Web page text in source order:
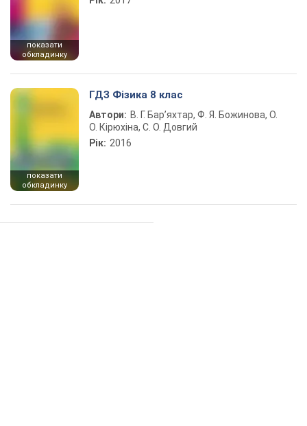
показати
обкладинку
показати
обкладинку
ГДЗ Фізика 8 клас
Автори: В. Г. Бар’яхтар, Ф. Я. Божинова, О.
О. Кірюхіна, С. О. Довгий
Рік: 2016